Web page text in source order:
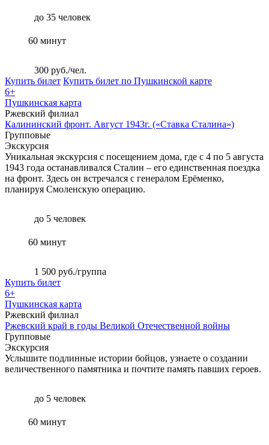
до 35 человек
60 минут
300 руб./чел.
Купить билет Купить билет по Пушкинской карте
6+
Пушкинская карта
Ржевский филиал
Калининский фронт. Август 1943г. («Ставка Сталина»)
Групповые
Экскурсия
Уникальная экскурсия с посещением дома, где с 4 по 5 августа
1943 года останавливался Сталин – его единственная поездка
на фронт. Здесь он встречался с генералом Ерёменко,
планируя Смоленскую операцию.
до 5 человек
60 минут
1 500 руб./группа
Купить билет
6+
Пушкинская карта
Ржевский филиал
Ржевский край в годы Великой Отечественной войны
Групповые
Экскурсия
Услышите подлинные истории бойцов, узнаете о создании
величественного памятника и почтите память павших героев.
до 5 человек
60 минут